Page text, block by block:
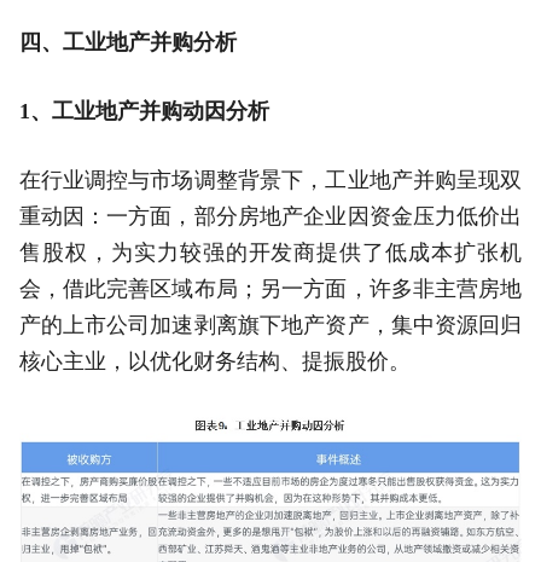
四、工业地产并购分析
1 、 工业地产并购动因分析
在行业调控与市场调整背景下，工业地产并购呈现双
重动因：一方面，部分房地产企业因资金压力低价出
售股权，为实力较强的开发商提供了低成本扩张机
会，借此完善区域布局；另一方面，许多非主营房地
产的上市公司加速剥离旗下地产资产，集中资源回归
核心主业，以优化财务结构、提振股价。